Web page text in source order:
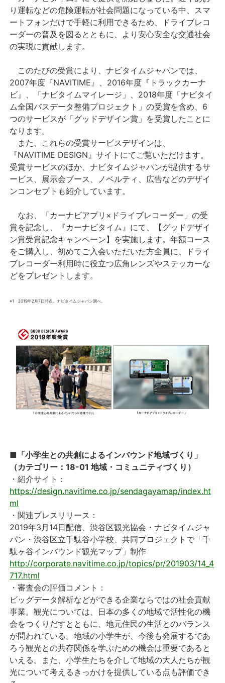
り運転などの危険運転が社会問題になっている中、スマ
ートフォンだけで手軽に利用できるため、ドライブレコ
ーダーの普及を図るとともに、より安心安全な交通社会
の実現に貢献します。
このたびの受賞により、ナビタイムジャパンでは、
2007年度『NAVITIME』、2016年度『トラックカーナ
ビ』、「ナビタイムマイレージ」、2018年度「ナビタイ
ム全国バスデータ整備プロジェクト」の受賞を含め、6
つのサービスが「グッドデザイン賞」を受賞したことに
なります。
また、これらの受賞サービスデザインは、
『NAVITIME DESIGN』サイトにてご覧いただけます。
受賞サービスのほか、ナビタイムジャパンが提供するサ
ービス、展示会ブース、ノベルティ、広告などのデザイ
ンコンセプトも紹介しています。
なお、「カーナビアプリ×ドライブレコーダー」の受
賞を記念し、『カーナビタイム』にて、【グッドデザイ
ン賞受賞記念キャンペーン】を実施します。年額コース
をご購入し、初めてご入会いただいた方全員に、ドライ
ブレコーダー利用時に役立つ広角レンズやステッカーな
どをプレゼントします。
※1 2019年2月7日時点。ナビタイムジャパン調べ。
■「小学生との共創によるインバウンド地域づくり」
（カテゴリー：18-01 地域・コミュニティづくり）
・紹介サイト：
https://design.navitime.co.jp/sendagayamap/index.ht
ml
・関連プレスリリース：
2019年3月14日配信、渋谷区観光協会・ナビタイムジャ
パン・渋谷区立千駄谷小学校、共同プロジェクトで「千
駄ヶ谷インバウンド観光マップ」制作
http://corporate.navitime.co.jp/topics/pr/201903/14_4
717.html
・審査会の評価コメント：
ビッグデータ解析などができる企業ならではの社会貢献
事業。観光については、日本の多くの地域で活性化の機
会をつくりだすとともに、地元住民の生活とのバランス
が問われている。地域の小学生が、今後も発展するであ
ろう観光との共存関係を学ぶための機会は重要であると
いえる。また、小学生たちを介して地域の大人たちが観
光について考えるきっかけを提供している点も評価でき